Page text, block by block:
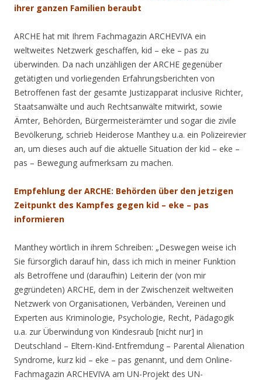
ihrer ganzen Familien beraubt
ARCHE hat mit Ihrem Fachmagazin ARCHEVIVA ein
weltweites Netzwerk geschaffen, kid – eke – pas zu
überwinden. Da nach unzähligen der ARCHE gegenüber
getätigten und vorliegenden Erfahrungsberichten von
Betroffenen fast der gesamte Justizapparat inclusive Richter,
Staatsanwälte und auch Rechtsanwälte mitwirkt, sowie
Ämter, Behörden, Bürgermeisterämter und sogar die zivile
Bevölkerung, schrieb Heiderose Manthey u.a. ein Polizeirevier
an, um dieses auch auf die aktuelle Situation der kid – eke –
pas – Bewegung aufmerksam zu machen.
Empfehlung der ARCHE: Behörden über den jetzigen
Zeitpunkt des Kampfes gegen kid – eke – pas
informieren
Manthey wörtlich in ihrem Schreiben: „Deswegen weise ich
Sie fürsorglich darauf hin, dass ich mich in meiner Funktion
als Betroffene und (daraufhin) Leiterin der (von mir
gegründeten) ARCHE, dem in der Zwischenzeit weltweiten
Netzwerk von Organisationen, Verbänden, Vereinen und
Experten aus Kriminologie, Psychologie, Recht, Pädagogik
u.a. zur Überwindung von Kindesraub [nicht nur] in
Deutschland – Eltern-Kind-Entfremdung – Parental Alienation
Syndrome, kurz kid – eke – pas genannt, und dem Online-
Fachmagazin ARCHEVIVA am UN-Projekt des UN-